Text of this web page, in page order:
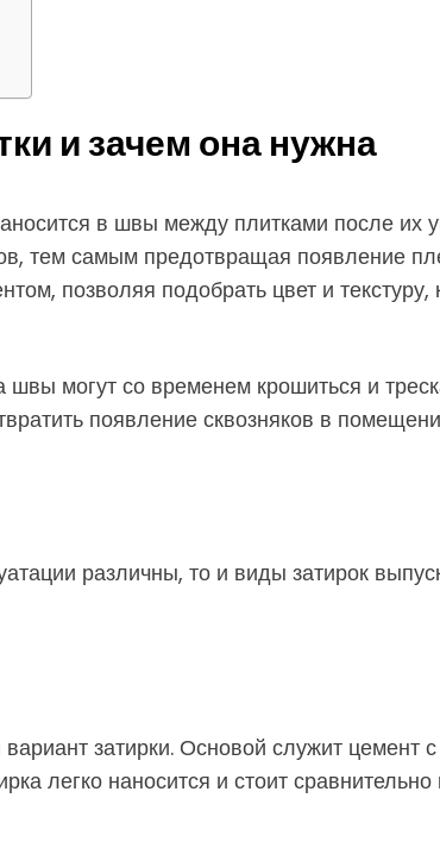
и зачем она нужна
в швы между плитками после их
тем самым предотвращая появление
позволяя подобрать цвет и
швы могут со временем крошиться и
появление сквозняков в
различны, то и виды затирок
затирки. Основой служит
легко наносится и стоит